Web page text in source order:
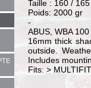
Taille : 160 /
Poids: 2000 gr
-
ABUS, WBA
16mm thick
outside.
Includes
Fits: > MULTIFIT